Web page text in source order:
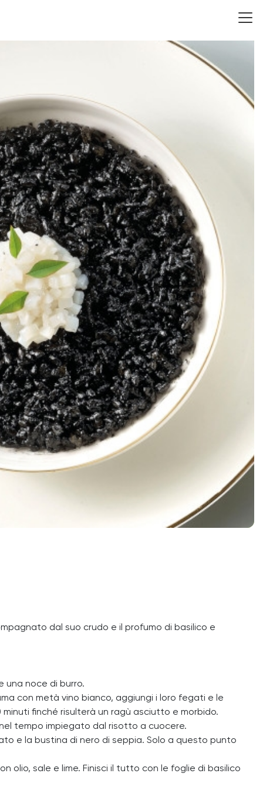
dal suo crudo e il profumo di basilico e
una noce di burro.
con metà vino bianco, aggiungi i loro fegati e le
finché risulterà un ragù asciutto e morbido.
tempo impiegato dal risotto a cuocere.
e la bustina di nero di seppia. Solo a questo punto
sale e lime. Finisci il tutto con le foglie di basilico